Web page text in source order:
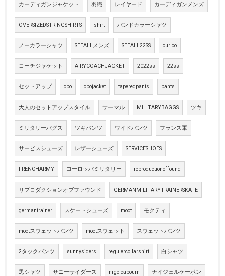
カーディガンジャケット 羽織 レイヤード カーディガンメンズ
OVERSIZEDSTRINGSHIRTS shirt バンドカラーシャツ
ノーカラーシャツ SEEALLメンズ SEEALL22SS curlco
コーチジャケット AIRYCOACHJACKET 2022ss 22ss
セットアップ cpo cpojacket taperedpants pants
大人のセットアップスタイル サーマル MILITARYBAGGS ツキ
ミリタリーバグス ツキパンツ ワイドパンツ フランス軍
サービスシューズ レザーシューズ SERVICESHOES
FRENCHARMY ヨーロッパミリタリー reproductionoffound
リプロダクションオブファウンド GERMANMILITARYTRAINERSKATE
germantrainer スケートシューズ moct モクティ
moctスウェットパンツ moctスウェット スウェットパンツ
2タックパンツ sunnysiders regulercollarshirt 白シャツ
黒シャツ サニーサイダース nigelcabourn ナイジェルケーボン